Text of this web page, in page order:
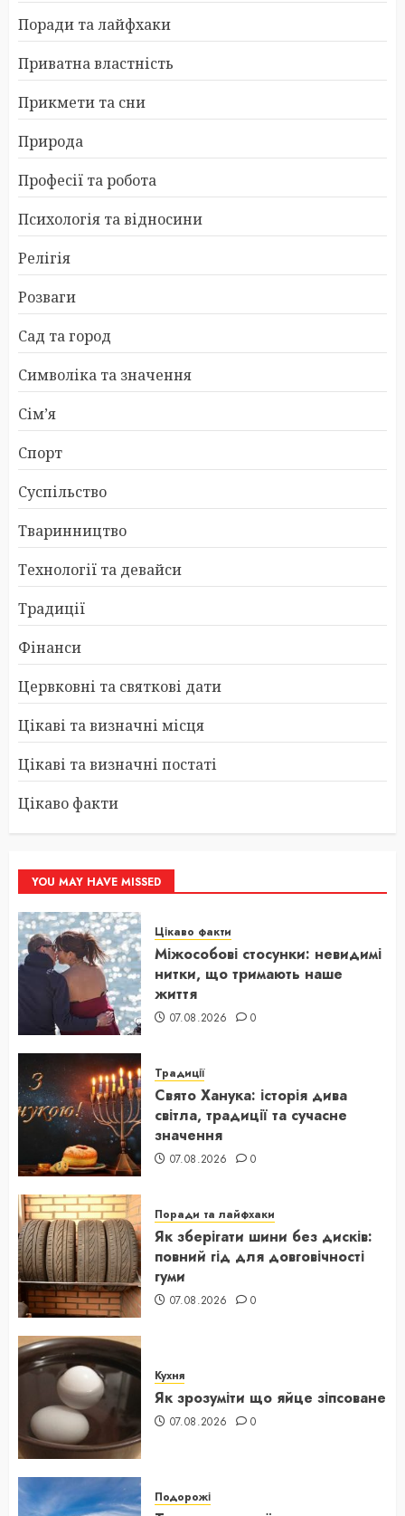
Поради та лайфхаки
Приватна властність
Прикмети та сни
Природа
Професії та робота
Психологія та відносини
Релігія
Розваги
Сад та город
Символіка та значення
Сім’я
Спорт
Суспільство
Тваринництво
Технології та девайси
Традиції
Фінанси
Цервковні та святкові дати
Цікаві та визначні місця
Цікаві та визначні постаті
Цікаво факти
YOU MAY HAVE MISSED
Цікаво факти
Міжособові стосунки: невидимі
нитки, що тримають наше
життя
07.08.2026 0
Традиції
Свято Ханука: історія дива
світла, традиції та сучасне
значення
07.08.2026 0
Поради та лайфхаки
Як зберігати шини без дисків:
повний гід для довговічності
гуми
07.08.2026 0
Кухня
Як зрозуміти що яйце зіпсоване
07.08.2026 0
Подорожі